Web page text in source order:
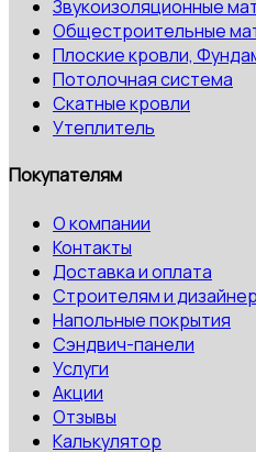
Звукоизоляционные
Общестроительные
Плоские кровли,
Потолочная система
Скатные кровли
Утеплитель
Покупателям
О компании
Контакты
Доставка и оплата
Строителям и
Напольные покрытия
Сэндвич-панели
Услуги
Акции
Отзывы
Калькулятор